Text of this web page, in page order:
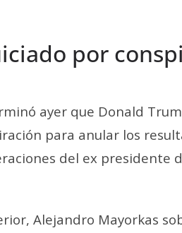
por
ayer que Donald
para anular los
del ex presidente
Alejandro Mayorkas